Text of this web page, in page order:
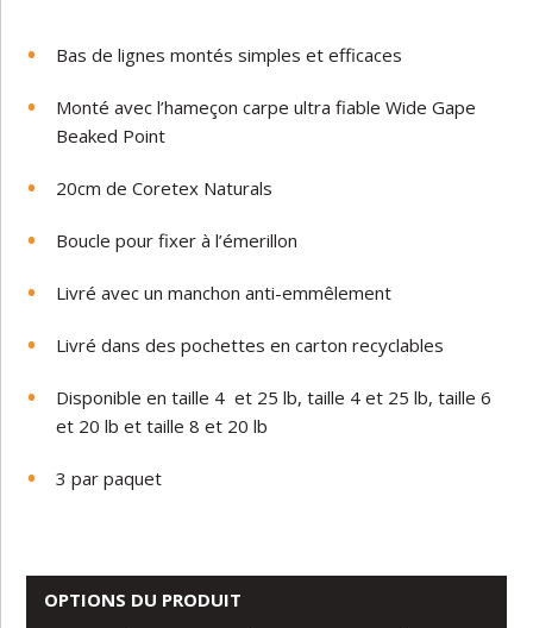
Bas de lignes montés simples et efficaces
Monté avec l’hameçon carpe ultra fiableWide Gape
Beaked Point
20cm de Coretex Naturals
Boucle pour fixer à l’émerillon
Livré avec un manchon anti-emmêlement
Livré dans des pochettes en cartonrecyclables
Disponible en taille 4 et 25 lb,taille 4 et 25 lb, taille6
et 20 lbet taille 8 et 20 lb
3 par paquet
OPTIONS DU PRODUIT